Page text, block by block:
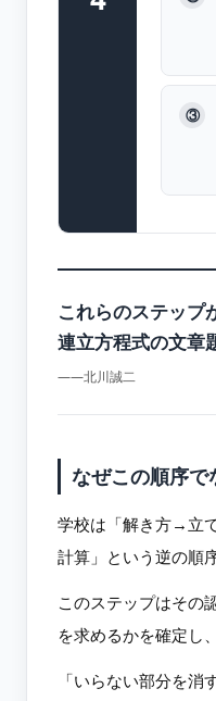
③
これらのステップ
連立方程式の文章
——北川誠二
なぜこの順序で
学校は「解き方→立
計算」という逆の順
このステップはその
を求めるかを確定し
「いらない部分を